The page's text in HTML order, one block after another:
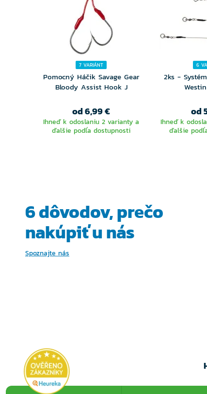
7 VARIÁNT
Pomocný Háčik Savage Gear
Bloody Assist Hook J
od 6,99 €
Ihneď k odoslaniu 2 varianty a
ďalšie podľa dostupnosti
6
2ks -
od
Ihneď k
ďalšie
6 dôvodov, prečo
nakúpiť u nás
Spoznajte nás